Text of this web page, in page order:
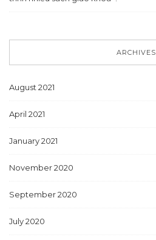
ARCHIVES
August 2021
April 2021
January 2021
November 2020
September 2020
July 2020